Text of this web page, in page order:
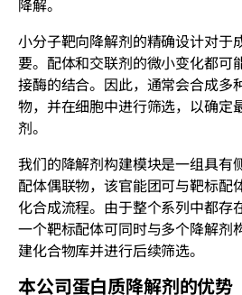
降解。
小分子靶向降解剂的精确设计对于
要。配体和交联剂的微小变化都可
接酶的结合。因此，通常会合成多
物，并在细胞中进行筛选，以确定
剂。
我们的降解剂构建模块是一组具有
配体偶联物，该官能团可与靶标配
化合成流程。由于整个系列中都存
一个靶标配体可同时与多个降解剂
建化合物库并进行后续筛选。
本公司蛋白质降解剂的优势